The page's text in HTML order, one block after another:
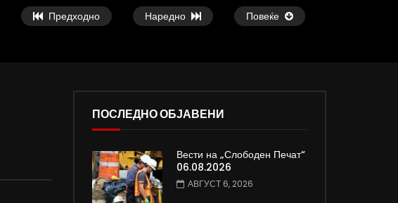
Предходно Наредно Повеќе
37:25
Арсовски: „Се вариме како жаби,
додека сме надвор од ЕУ“
АВГУСТ 5, 2026
ПОСЛЕДНО ОБЈАВЕНИ
Вести на „Слободен Печат“
06.08.2026
АВГУСТ 6, 2026